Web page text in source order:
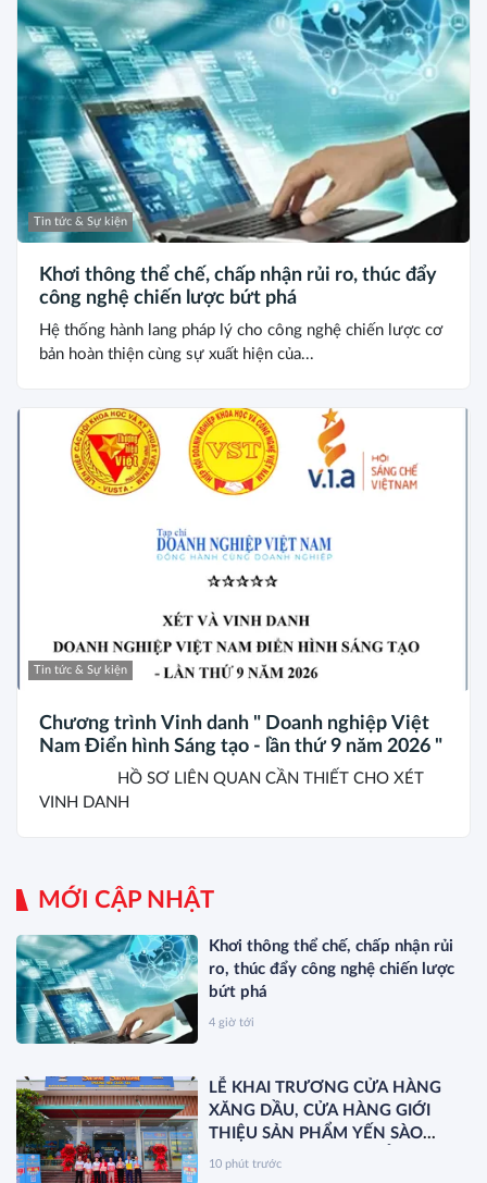
Tin tức & Sự kiện
Khơi thông thể chế, chấp nhận rủi ro, thúc đẩy
công nghệ chiến lược bứt phá
Hệ thống hành lang pháp lý cho công nghệ chiến lược cơ
bản hoàn thiện cùng sự xuất hiện của...
Tin tức & Sự kiện
Chương trình Vinh danh " Doanh nghiệp Việt
Nam Điển hình Sáng tạo - lần thứ 9 năm 2026 "
HỒ SƠ LIÊN QUAN CẦN THIẾT CHO XÉT
VINH DANH
MỚI CẬP NHẬT
Khơi thông thể chế, chấp nhận rủi
ro, thúc đẩy công nghệ chiến lược
bứt phá
4 giờ tới
LỄ KHAI TRƯƠNG CỬA HÀNG
XĂNG DẦU, CỬA HÀNG GIỚI
THIỆU SẢN PHẨM YẾN SÀO
KHÁNH HÒA VÀ RA MẮT SẢN
10 phút trước